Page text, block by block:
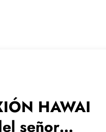
HAWAI
señor